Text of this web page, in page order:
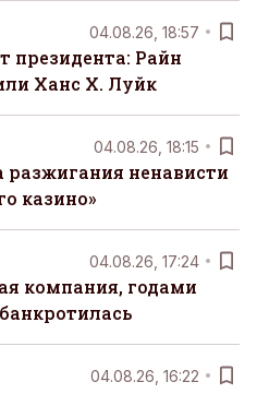
04.08.26, 18:57
президента: Райн
Ханс Х. Луйк
04.08.26, 18:15
ненависти
казино»
04.08.26, 17:24
компания, годами
04.08.26, 16:22